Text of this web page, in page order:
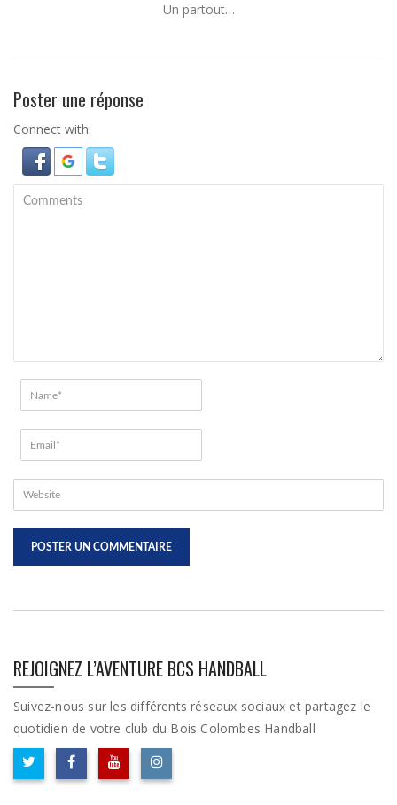
Un partout…
Poster une réponse
Connect with:
REJOIGNEZ L’AVENTURE BCS HANDBALL
Suivez-nous sur les différents réseaux sociaux et partagez le
quotidien de votre club du Bois Colombes Handball